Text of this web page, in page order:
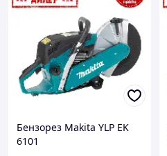
Бензорез Makita YLP EK
6101